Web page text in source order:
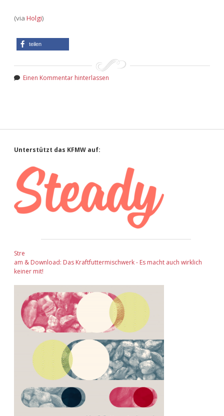
(via Holgi)
teilen
Einen Kommentar hinterlassen
Sidebar
Unterstützt das KFMW auf:
Stre
am & Download: Das Kraftfuttermischwerk - Es macht auch wirklich
keiner mit!